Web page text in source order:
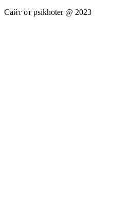
Сайт от psikhoter @ 2023